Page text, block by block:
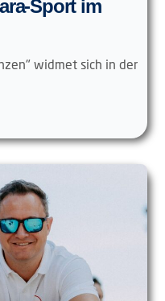
Sport im
widmet sich in der